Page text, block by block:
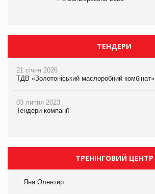
ТЕНДЕРИ
21 січня 2026
ТДВ «Золотоніський маслоробний комбінат»
03 липня 2023
Тендери компанії
ТРЕНІНГОВИЙ ЦЕНТР
Яна Олентир